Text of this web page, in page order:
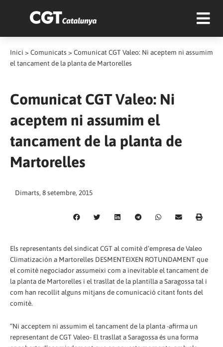
Inici > Comunicats > Comunicat CGT Valeo: Ni aceptem ni assumim
el tancament de la planta de Martorelles
Comunicat CGT Valeo: Ni
aceptem ni assumim el
tancament de la planta de
Martorelles
Dimarts, 8 setembre, 2015
Els representants del sindicat CGT al comitè d’empresa de Valeo
Climatización a Martorelles DESMENTEIXEN ROTUNDAMENT que
el comitè negociador assumeixi com a inevitable el tancament de
la planta de Martorelles i el trasllat de la plantilla a Saragossa tal i
com han recollit alguns mitjans de comunicació citant fonts del
comitè.
“Ni acceptem ni assumim el tancament de la planta -afirma un
representant de CGT Valeo- El trasllat a Saragossa és una forma